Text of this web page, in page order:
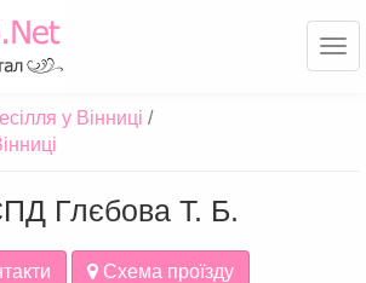
у Вінниці
Глєбова Т. Б.
Схема проїзду